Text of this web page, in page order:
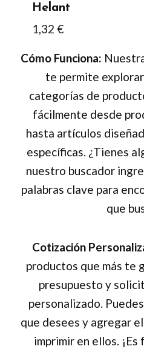
Helant
1,32 €
Cómo Funciona:
te permite
categorías de
fácilmente desde
hasta artículos
específicas. ¿Tienes
nuestro buscador
palabras clave para
que
Cotización
productos que más te
presupuesto y
personalizado.
que desees y agregar
imprimir en ellos.